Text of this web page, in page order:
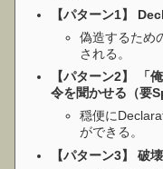
【パターン1】
偽造するため
される。
【パターン2】
令を聞かせる（要
穏便に
ができる。
【パターン3】 破